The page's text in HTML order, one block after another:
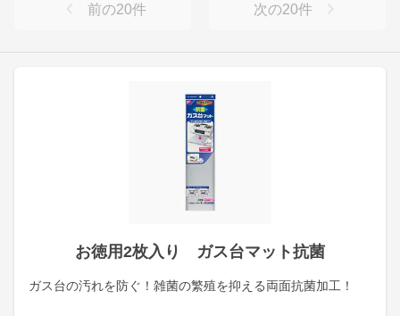
お徳用2枚入り ガス台マット抗菌
ガス台の汚れを防ぐ！雑菌の繁殖を抑える両面抗菌加工！
前の20件 次の20件